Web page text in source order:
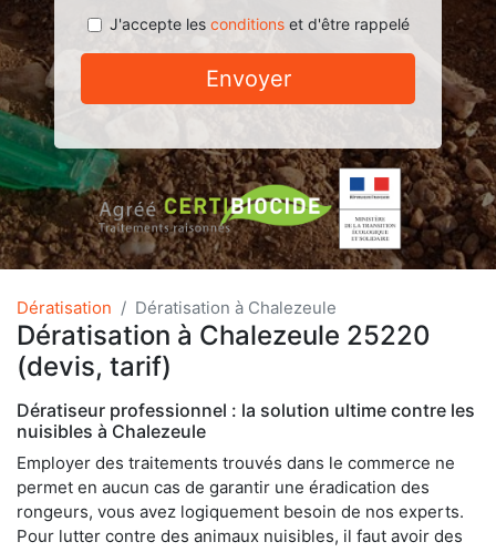
J'accepte les conditionset d'être rappelé
Envoyer
Dératisation Dératisation à Chalezeule
Dératisation à Chalezeule 25220
(devis, tarif)
Dératiseur professionnel : la solution ultime contre les
nuisibles à Chalezeule
Employer des traitements trouvés dans le commerce ne
permet en aucun cas de garantir une éradication des
rongeurs, vous avez logiquement besoin de nos experts.
Pour lutter contre des animaux nuisibles, il faut avoir des